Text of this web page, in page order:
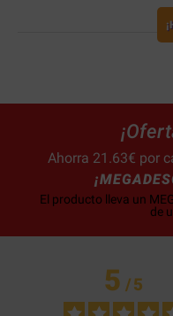
Ahorra 21.63€ por
El producto lleva un
de
5/5